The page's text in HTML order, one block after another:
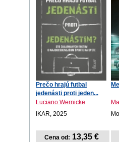
Prečo hrajú futbal
jedenásti proti jeden...
Luciano Wernicke
IKAR, 2025
Cena od: 13,35 €